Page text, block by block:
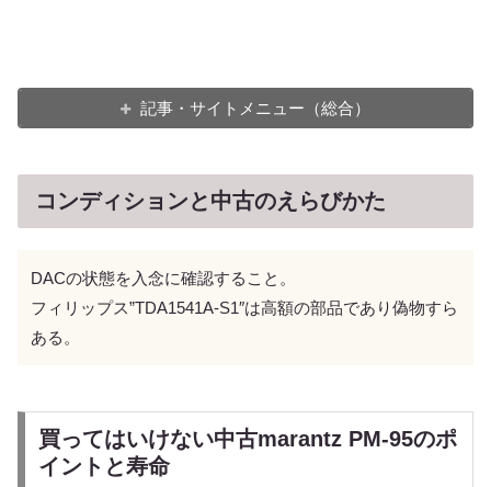
記事・サイトメニュー（総合）
コンディションと中古のえらびかた
DACの状態を入念に確認すること。
フィリップス”TDA1541A-S1″は高額の部品であり偽物すら
ある。
買ってはいけない中古marantz PM-95のポ
イントと寿命